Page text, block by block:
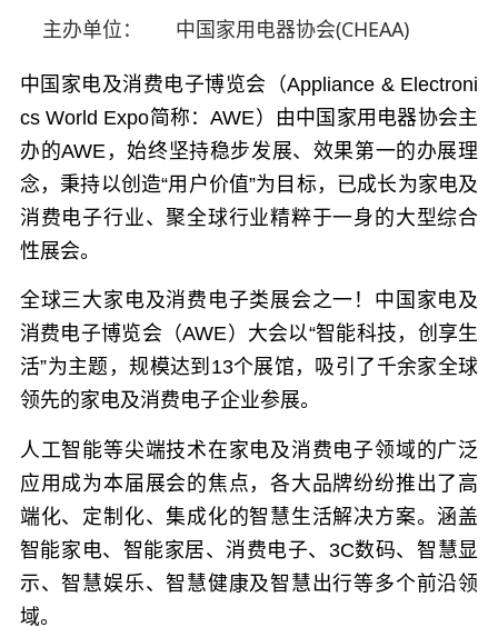
主办单位：
中国家用电器协会(CHEAA)
中国家电及消费电子博览会（Appliance & Electroni
cs World Expo简称：AWE）
由中国家用电器协会主
办的AWE，始终坚持稳步发展、效果第一的办展理
念，秉持以创造“用户价值”为目标，已成长为家电及
消费电子行业、聚全球行业精粹于一身的大型综合
性展会。
全球三大家电及消费电子类展会之一！中国家电及
消费电子博览会（AWE）大会以“智能科技，创享生
活”为主题，规模达到13个展馆，吸引了千余家全球
领先的家电及消费电子企业参展。
人工智能等尖端技术在家电及消费电子领域的广泛
应用成为本届展会的焦点，各大品牌纷纷推出了高
端化、定制化、集成化的智慧生活解决方案。涵盖
智能家电、智能家居、消费电子、3C数码、智慧显
示、智慧娱乐、智慧健康及智慧出行等多个前沿领
域。